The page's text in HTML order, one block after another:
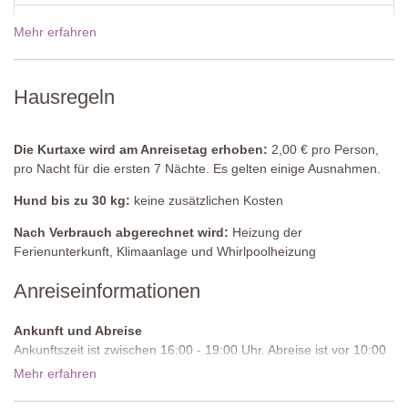
Erster Stock
Schlafzimmer 1
Doppelbett mit schmiedeeisernem Rahmen (kann nicht in ein
Kommode, Klimaanlage.
Dusche, Waschbecken, WC.
Schlafzimmer 2
Doppelbett umgewandelt werden), Schrank, Schreibtisch und
Stuhl, Klimaanlage.
Schlafzimmer 3
Doppelbett umgewandelt werden), Schrank, schmaler Tisch, zwei
Stühle, Klimaanlage.
Doppelbett (kann nicht in ein Zweibettzimmer umgewandelt
19 Dez - 02 Jan 2027
Mehr erfahren
Hausregeln
Die Kurtaxe wird am Anreisetag erhoben: 2,00 € pro Person,
pro Nacht für die ersten 7 Nächte. Es gelten einige Ausnahmen.
Hund bis zu 30 kg: keine zusätzlichen Kosten
Nach Verbrauch abgerechnet wird: Heizung der
Ferienunterkunft, Klimaanlage und Whirlpoolheizung
Anreiseinformationen
Ankunft und Abreise
Ankunftszeit ist zwischen 16:00 - 19:00 Uhr. Abreise ist vor 10:00
Uhr morgens.
Zufahrtsstraße:Ungepflastert, unregelmäßig, wir empfehlen ein
Mehr erfahren